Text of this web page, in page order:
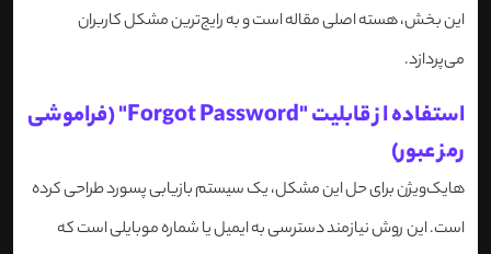
این بخش، هسته اصلی مقاله است و به رایج‌ترین مشکل کاربران
می‌پردازد.
استفاده از قابلیت "Forgot Password" (فراموشی
رمز عبور)
هایک‌ویژن برای حل این مشکل، یک سیستم بازیابی پسورد طراحی کرده
است. این روش نیازمند دسترسی به ایمیل یا شماره موبایلی است که